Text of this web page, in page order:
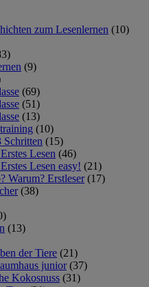
zum Lesenlernen (10)
(9)
(69)
(51)
(13)
(10)
Schritten (15)
Lesen (46)
Lesen easy! (21)
Warum? Erstleser (17)
(38)
(13)
der Tiere (21)
junior (37)
Kokosnuss (31)